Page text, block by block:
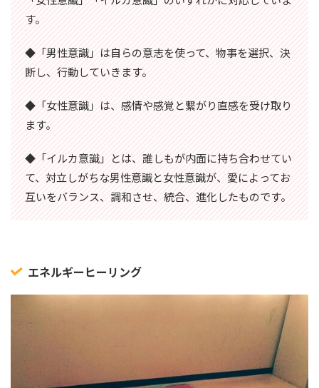
す。
◆「男性意識」は自らの意志を使って、物事を選択、決
断し、行動していきます。
◆「女性意識」は、感情や感覚と繋がり直感を受け取り
ます。
◆「イルカ意識」とは、誰しもが内面に持ち合わせてい
て、対立しがちな男性意識と女性意識が、愛によってお
互いをバランス、調和させ、統合、進化したものです。
エネルギーヒーリング